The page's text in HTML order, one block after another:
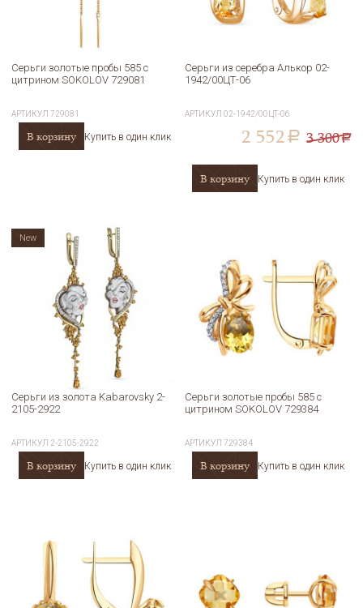
Серьги золотые пробы 585 с
цитрином SOKOLOV 729081
АРТИКУЛ729081
В корзину Купить в один клик
Серьги из серебра Алькор 02-
1942/00ЦТ-06
АРТИКУЛ02-1942/00ЦТ-06
2 552 a 3 300a
В корзину Купить в один клик
Серьги из золота Kabarovsky 2-
2105-2922
АРТИКУЛ 2-2105-2922
В корзину Купить в один клик
New
Серьги золотые пробы 585 с
цитрином SOKOLOV 729384
АРТИКУЛ729384
В корзину Купить в один клик